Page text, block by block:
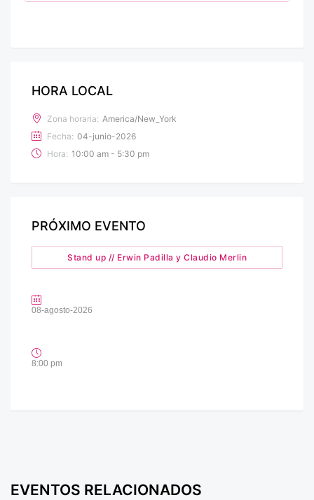
HORA LOCAL
Zona horaria: America/New_York
Fecha: 04-junio-2026
Hora: 10:00 am - 5:30 pm
PRÓXIMO EVENTO
Stand up // Erwin Padilla y Claudio Merlin
08-agosto-2026
8:00 pm
EVENTOS RELACIONADOS